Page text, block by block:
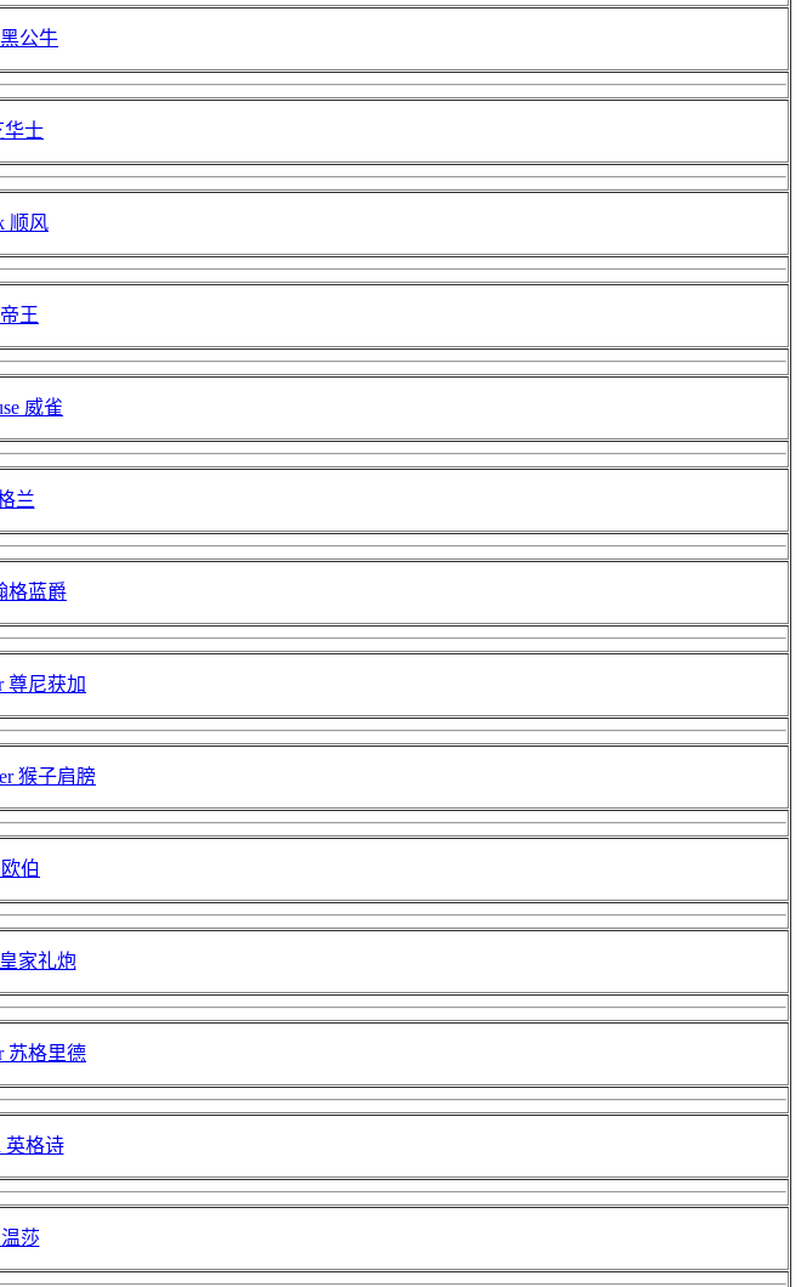
公牛
华士
顺风
王
威雀
兰
格蓝爵
尊尼获加
猴子肩膀
伯
家礼炮
苏格里德
英格诗
莎